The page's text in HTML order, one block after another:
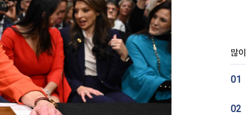
많
01
02